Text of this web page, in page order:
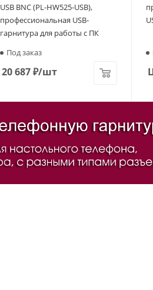
USB BNC (PL-HW525-USB),
профессиональная USB-
гарнитура для работы с ПК
Под заказ
20 687₽/шт